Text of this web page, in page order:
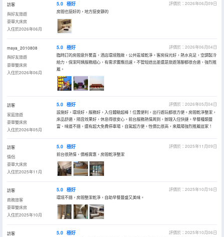
訪客
與好友旅遊
豪華大床房
入住於2026年06月
5.0 極好
評價於：2026年06月09日
房間也挺好的，地方挺安靜的
maya_2010808
與好友旅遊
豪華雙床房
入住於2026年06月
5.0 極好
評價於：2026年06月04日
臨時訂的房間意外驚喜，酒店環境雅緻，公共區域乾淨。客房採光好，熱水充足，空調製冷
給力，保潔阿姨服務細心，有需求響應迅速。不管短途出差還是旅遊落腳都很合適，強烈推
薦。
訪客
家庭旅遊
豪華雙床房
入住於2026年05月
5.0 極好
評價於：2026年05月04日
設施好，環境好，服務好，入住體驗超棒！位置便利，出行遊玩都很方便。房間乾淨整潔，
床品舒適，隔音效果好，休息得很安心。前台服務熱情周到，辦理入住快捷。早餐種類豐
富、味道不錯，還有超大免費停車場，自駕超方便。性價比很高，來鳳陽強烈推薦這家！
訪客
情侶
豪華大床房
入住於2025年11月
5.0 極好
評價於：2025年11月09日
前台很熱情，價格實惠，房間乾淨整潔
訪客
商務旅客
豪華雙床房
入住於2025年10月
5.0 極好
評價於：2025年10月16日
環境不錯，房間整潔乾淨，自助早餐豐盛又美味。
訪客
5.0 極好
評價於：2025年10月06日